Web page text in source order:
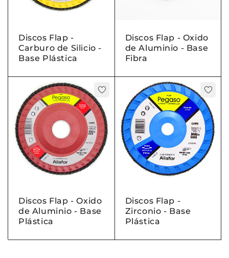
Discos Flap -
Carburo de Silicio -
Base Plástica
Discos Flap - Oxido
de Aluminio - Base
Fibra
Discos Flap - Oxido
de Aluminio - Base
Plástica
Discos Flap -
Zirconio - Base
Plástica